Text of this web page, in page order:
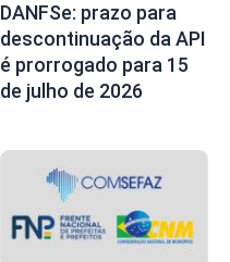
DANFSe: prazo para
descontinuação da API
é prorrogado para 15
de julho de 2026